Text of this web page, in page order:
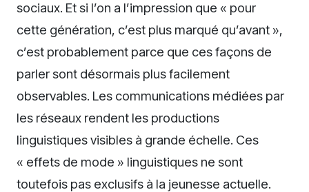
sociaux. Et si l’on a l’impression que « pour
cette génération, c’est plus marqué qu’avant »,
c’est probablement parce que ces façons de
parler sont désormais plus facilement
observables. Les communications médiées par
les réseaux rendent les productions
linguistiques visibles à grande échelle. Ces
« effets de mode » linguistiques ne sont
toutefois pas exclusifs à la jeunesse actuelle.